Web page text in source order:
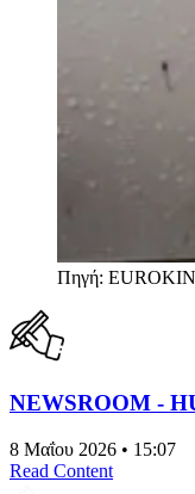
Πηγή:
NEWSROOM -
8 Μαΐου 2026 • 15:07
Read Content